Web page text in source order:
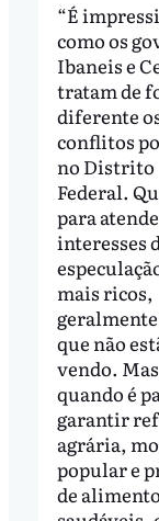
“É
como os
Ibaneis e
tratam de
diferente
conflitos
no Distrito
Federal.
para
interesses
mais ricos,
que não
vendo.
quando é
garantir
agrária,
popular e
de